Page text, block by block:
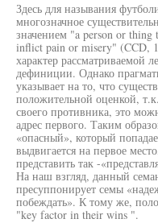
Здесь для называния
многозначное
значением "a person or thing
inflict pain or misery" (CCD,
характер рассматриваемой
дефиниции. Однако
указывает на то, что
положительной оценкой,
своего противника, это
адрес первого. Таким
«опасный», который
выдвигается на первое
представить так -
На наш взгляд, данный
пресуппонирует семы
побеждать». К тому же,
"key factor in their wins ".